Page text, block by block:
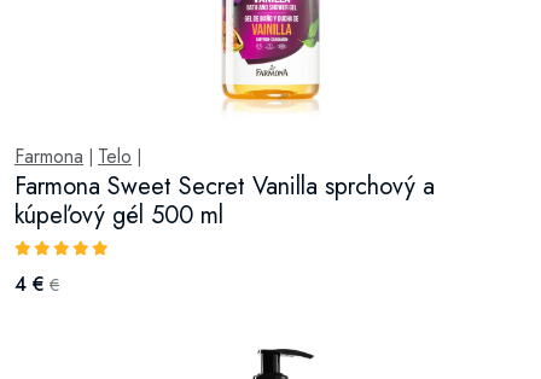
Farmona Telo
Farmona Sweet Secret Vanilla sprchový a
kúpeľový gél 500 ml
4 € €